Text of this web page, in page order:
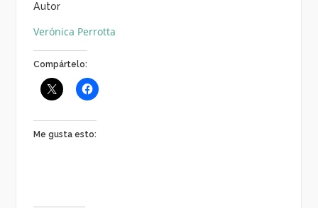
Autor
Verónica Perrotta
Compártelo:
Me gusta esto: